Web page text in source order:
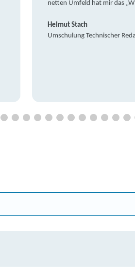
netten Umfeld hat mir das
Helmut Stach
Umschulung Technischer